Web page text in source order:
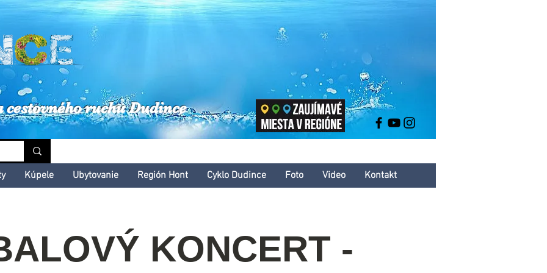
kultúrne leto
ruchu Dudince
Kúpele Ubytovanie Región Hont Cyklo Dudince Foto Video Kontakt
KONCERT -